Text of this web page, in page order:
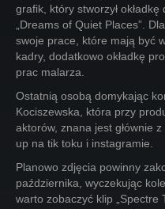
grafik, który stworzył okładkę
„Dreams of Quiet Places”.
swoje prace, które mają być
kadry, dodatkowo okładkę
prac malarza.
Ostatnią osobą domykając
Kociszewska, która przy
aktorów, znana jest głównie
up na tik toku i instagramie.
Planowo zdjęcia powinny
października, wyczekując
warto zobaczyć klip „Spectre